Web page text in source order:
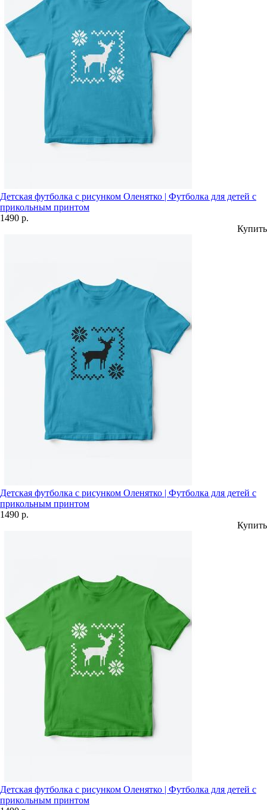
Детская футболка с рисунком Оленятко | Футболка для детей с
прикольным принтом
1490 р.
Купить
Детская футболка с рисунком Оленятко | Футболка для детей с
прикольным принтом
1490 р.
Купить
Детская футболка с рисунком Оленятко | Футболка для детей с
прикольным принтом